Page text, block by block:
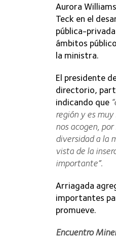
Aurora
Teck en el
pública-
ámbitos
la ministra.
El presidente
directorio,
indicando que
región y es
nos acogen,
diversidad a la
vista de la
importante”.
Arriagada
importantes
promueve.
Encuentro